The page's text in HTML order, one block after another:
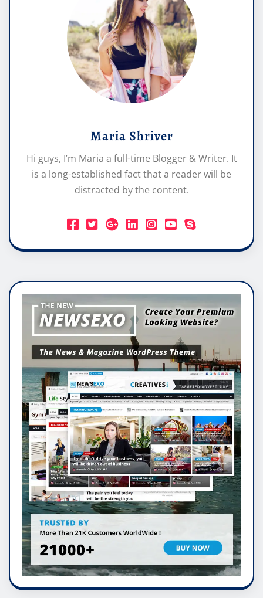
Maria Shriver
Hi guys, I’m Maria a full-time Blogger & Writer. It
is a long-established fact that a reader will be
distracted by the content.